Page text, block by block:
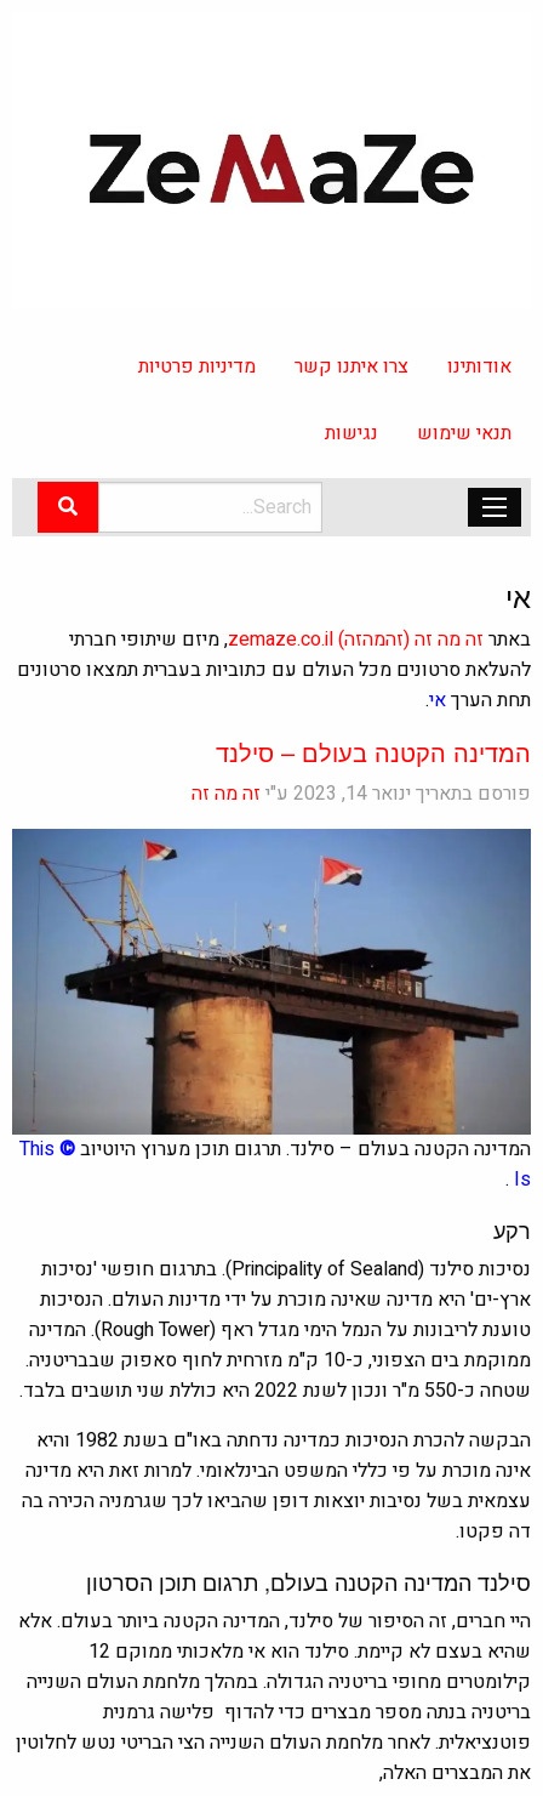
אודותינו צרו איתנו קשר מדיניות פרטיות
תנאי שימוש נגישות
אי
באתרזה מה זה(זהמהזה)zemaze.co.il, מיזם שיתופי חברתי
להעלאת סרטונים מכל העולם עם כתוביות בעברית תמצאו סרטונים
תחת הערךאי.
המדינה הקטנה בעולם – סילנד
פורסם בתאריך ינואר 14, 2023 ע"י זה מה זה
המדינה הקטנה בעולם – סילנד. תרגום תוכן מערוץ היוטיוב©
This
Is
.
רקע
נסיכות סילנד (Principality of Sealand). בתרגום חופשי 'נסיכות
ארץ-ים' היא מדינה שאינה מוכרת על ידי מדינות העולם. הנסיכות
טוענת לריבונות על הנמל הימי מגדל ראף (Rough Tower). המדינה
ממוקמת בים הצפוני, כ-10 ק"מ מזרחית לחוף סאפוק שבבריטניה.
שטחה כ-550 מ"ר ונכון לשנת 2022 היא כוללת שני תושבים בלבד.
הבקשה להכרת הנסיכות כמדינה נדחתה באו"ם בשנת 1982 והיא
אינה מוכרת על פי כללי המשפט הבינלאומי. למרות זאת היא מדינה
עצמאית בשל נסיבות יוצאות דופן שהביאו לכך שגרמניה הכירה בה
דה פקטו.
סילנד המדינה הקטנה בעולם, תרגום תוכן הסרטון
היי חברים, זה הסיפור של סילנד, המדינה הקטנה ביותר בעולם. אלא
שהיא בעצם לא קיימת. סילנד הוא אי מלאכותי ממוקם 12
קילומטרים מחופי בריטניה הגדולה. במהלך מלחמת העולם השנייה
בריטניה בנתה מספר מבצרים כדי להדוף פלישה גרמנית
פוטנציאלית. לאחר מלחמת העולם השנייה הצי הבריטי נטש לחלוטין
את המבצרים האלה,